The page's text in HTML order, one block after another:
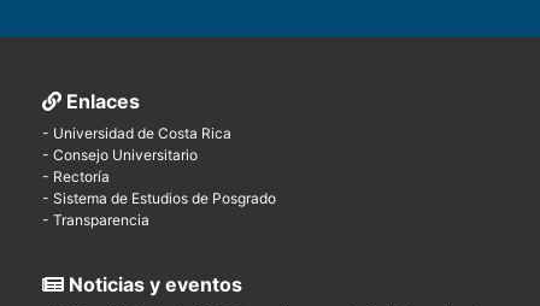
Enlaces
- Universidad de Costa Rica
- Consejo Universitario
- Rectoría
- Sistema de Estudios de Posgrado
- Transparencia
Noticias y eventos